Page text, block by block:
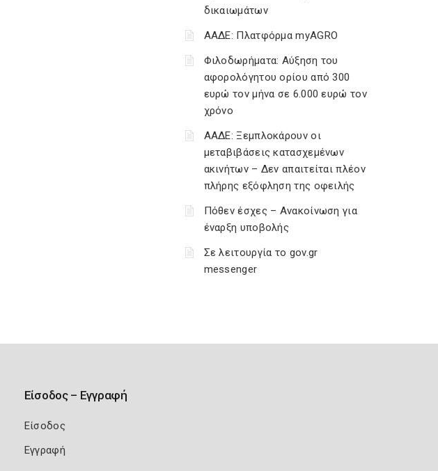
δικαιωμάτων
ΑΑΔΕ: Πλατφόρμα myAGRO
Φιλοδωρήματα: Αύξηση του
αφορολόγητου ορίου από 300
ευρώ τον μήνα σε 6.000 ευρώ τον
χρόνο
ΑΑΔΕ: Ξεμπλοκάρουν οι
μεταβιβάσεις κατασχεμένων
ακινήτων – Δεν απαιτείται πλέον
πλήρης εξόφληση της οφειλής
Πόθεν έσχες – Ανακοίνωση για
έναρξη υποβολής
Σε λειτουργία το gov.gr
messenger
Είσοδος – Εγγραφή
Είσοδος
Εγγραφή